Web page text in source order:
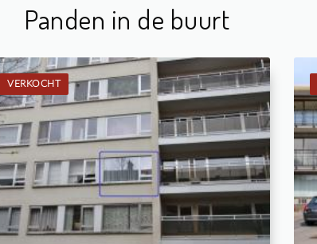
Panden in de buurt
VERKOCHT
Verkocht: Studio
-
-
1
24 m²